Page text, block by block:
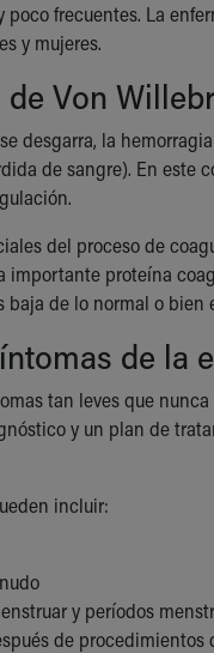
poco frecuentes. La
y mujeres.
Von
desgarra, la
de sangre). En
del proceso de
proteína
baja de lo normal o
de la
tan leves que
y un plan de
incluir:
y períodos
de